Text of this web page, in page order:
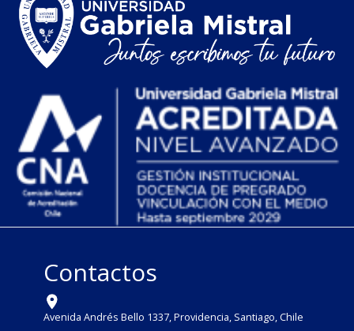
Contactos
Avenida Andrés Bello 1337, Providencia, Santiago, Chile